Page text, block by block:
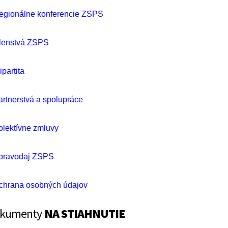
konferencie ZSPS
ZSPS
a spolupráce
zmluvy
ZSPS
osobných údajov
NA STIAHNUTIE